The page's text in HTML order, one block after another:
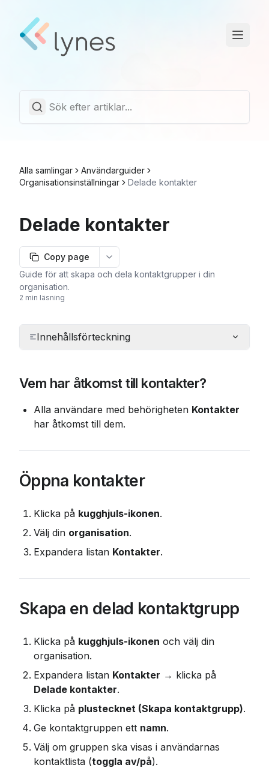
Alla samlingar
Användarguider
Organisationsinställningar
Delade kontakter
Delade kontakter
Copy page
More options
Guide för att skapa och dela kontaktgrupper i din
organisation.
2 min läsning
Innehållsförteckning
Vem har åtkomst till kontakter?
Alla användare med behörigheten Kontakter
har åtkomst till dem.
Öppna kontakter
Klicka på kugghjuls-ikonen.
Välj din organisation.
Expandera listan Kontakter.
Skapa en delad kontaktgrupp
Klicka på kugghjuls-ikonen och välj din
organisation.
Expandera listan Kontakter → klicka på
Delade kontakter.
Klicka på plustecknet (Skapa kontaktgrupp).
Ge kontaktgruppen ett namn.
Välj om gruppen ska visas i användarnas
kontaktlista (toggla av/på).